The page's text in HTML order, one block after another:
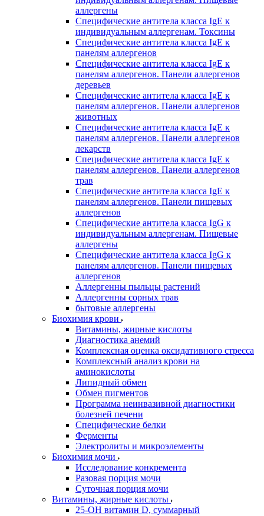
аллергены
Специфические антитела класса IgE к
индивидуальным аллергенам. Токсины
Специфические антитела класса IgE к
панелям аллергенов
Специфические антитела класса IgE к
панелям аллергенов. Панели аллергенов
деревьев
Специфические антитела класса IgE к
панелям аллергенов. Панели аллергенов
животных
Специфические антитела класса IgE к
панелям аллергенов. Панели аллергенов
лекарств
Специфические антитела класса IgE к
панелям аллергенов. Панели аллергенов
трав
Специфические антитела класса IgE к
панелям аллергенов. Панели пищевых
аллергенов
Специфические антитела класса IgG к
индивидуальным аллергенам. Пищевые
аллергены
Специфические антитела класса IgG к
панелям аллергенов. Панели пищевых
аллергенов
Аллергенны пыльцы растений
Аллергенны сорных трав
бытовые аллергены
Биохимия крови
Витамины, жирные кислоты
Диагностика анемий
Комплексная оценка оксидативного стресса
Комплексный анализ крови на
аминокислоты
Липидный обмен
Обмен пигментов
Программа неинвазивной диагностики
болезней печени
Специфические белки
Ферменты
Электролиты и микроэлементы
Биохимия мочи
Исследование конкремента
Разовая порция мочи
Суточная порция мочи
Витамины, жирные кислоты
25-OH витамин D, суммарный